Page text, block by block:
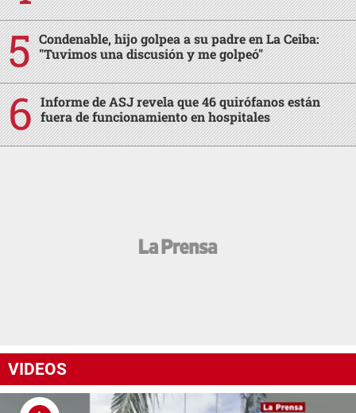
Condenable, hijo golpea a su padre en La Ceiba:
"Tuvimos una discusión y me golpeó"
Informe de ASJ revela que 46 quirófanos están
fuera de funcionamiento en hospitales
VIDEOS